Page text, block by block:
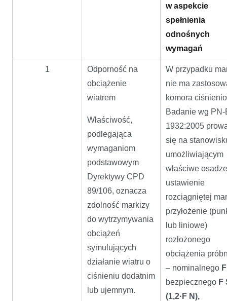
w aspekcie
spełnienia
odnośnych
wymagań
1
Odporność na
obciążenie
wiatrem
Właściwość,
podlegająca
wymaganiom
podstawowym
Dyrektywy CPD
89/106, oznacza
zdolność markizy
do wytrzymywania
obciążeń
symulujących
działanie wiatru o
ciśnieniu dodatnim
lub ujemnym.
W przypadku
nie ma
komora
Badanie wg PN-
1932:2005
się na
umożliwiającym
właściwe
ustawienie
rozciągniętej
przyłożenie
lub liniowe)
rozłożonego
obciążenia
– nominalnego
bezpiecznego F
(1,2·F N),